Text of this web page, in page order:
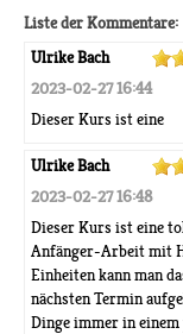
Liste der Kommentare:
Ulrike Bach
2023-02-27 16:44
Dieser Kurs ist eine
Ulrike Bach
2023-02-27 16:48
Dieser Kurs ist eine
Anfänger-Arbeit mit
Einheiten kann man
nächsten Termin
Dinge immer in